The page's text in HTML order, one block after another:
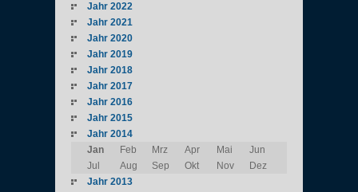
Jahr 2022
Jahr 2021
Jahr 2020
Jahr 2019
Jahr 2018
Jahr 2017
Jahr 2016
Jahr 2015
Jahr 2014
Jan
Feb Mrz Apr Mai
Jun
Jul
Aug Sep Okt Nov
Dez
Jahr 2013